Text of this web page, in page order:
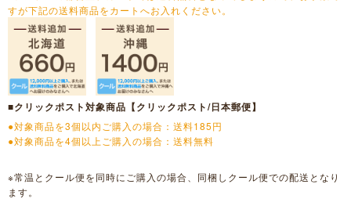
すが下記の送料商品をカートへお入れください。
■クリックポスト対象商品【クリックポスト/日本郵便】
●対象商品を3個以内ご購入の場合：送料185円
●対象商品を4個以上ご購入の場合：送料無料
※常温とクール便を同時にご購入の場合、同梱しクール便での配送となり
ます。